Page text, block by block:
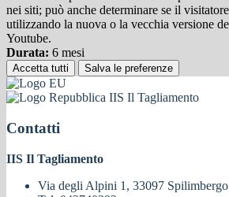
nei siti; può anche determinare se il
utilizzando la nuova o la vecchia versione
Youtube.
Durata: 6 mesi
Accetta tutti Salva le preferenze
IIS Il Tagliamento
Contatti
IIS Il Tagliamento
Via degli Alpini 1, 33097